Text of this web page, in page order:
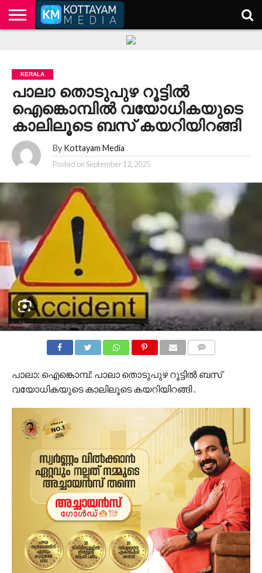
KERALA
പാലാ തൊടുപുഴ റൂട്ടിൽ
ഐങ്കൊമ്പിൽ വയോധികയുടെ
കാലിലൂടെ ബസ് കയറിയിറങ്ങി
By Kottayam Media
Posted onSeptember 12, 2025
പാലാ: ഐങ്കൊമ്പ്: പാലാ തൊടുപുഴ റൂട്ടിൽ ബസ്
വയോധികയുടെ കാലിലൂടെ കയറിയിറങ്ങി .